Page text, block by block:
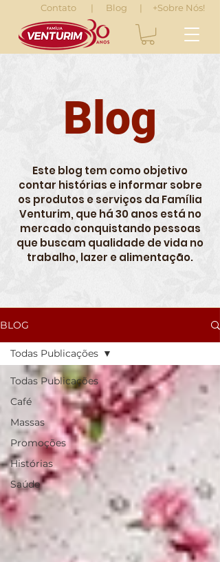
Contato | Blog | +Sobre Nós!
Blog
Este blog tem como objetivo
contar histórias e informar sobre
os produtos e serviços da Família
Venturim, que há 30 anos está no
mercado conquistando pessoas
que buscam qualidade de vida no
trabalho, lazer e alimentação.
BLOG
Todas Publicações
Café
Massas
Promoções
Histórias
Saúde
Todas Publicações